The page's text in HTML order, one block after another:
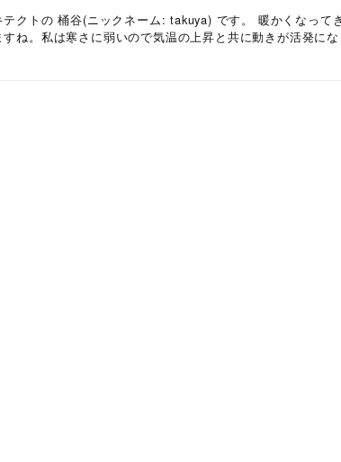
クトの 桶谷(ニックネーム: takuya) です。 暖かくなって
ね。私は寒さに弱いので気温の上昇と共に動きが活発にな